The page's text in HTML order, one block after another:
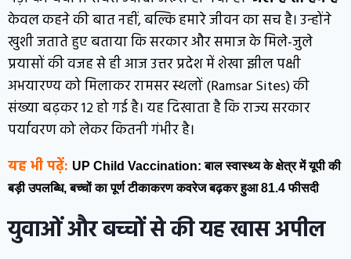
केवल कहने की बात नहीं, बल्कि हमारे जीवन का सच है। उन्होंने
खुशी जताते हुए बताया कि सरकार और समाज के मिले-जुले
प्रयासों की वजह से ही आज उत्तर प्रदेश में शेखा झील पक्षी
अभयारण्य को मिलाकर रामसर स्थलों (Ramsar Sites) की
संख्या बढ़कर 12 हो गई है। यह दिखाता है कि राज्य सरकार
पर्यावरण को लेकर कितनी गंभीर है।
यह भी पढ़ें: UP Child Vaccination: बाल स्वास्थ्य के क्षेत्र में यूपी की
बड़ी उपलब्धि, बच्चों का पूर्ण टीकाकरण कवरेज बढ़कर हुआ 81.4 फीसदी
युवाओं और बच्चों से की यह खास अपील